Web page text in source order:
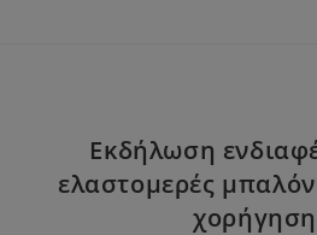
Εκδήλωση
ελαστομερές
χορήγηση